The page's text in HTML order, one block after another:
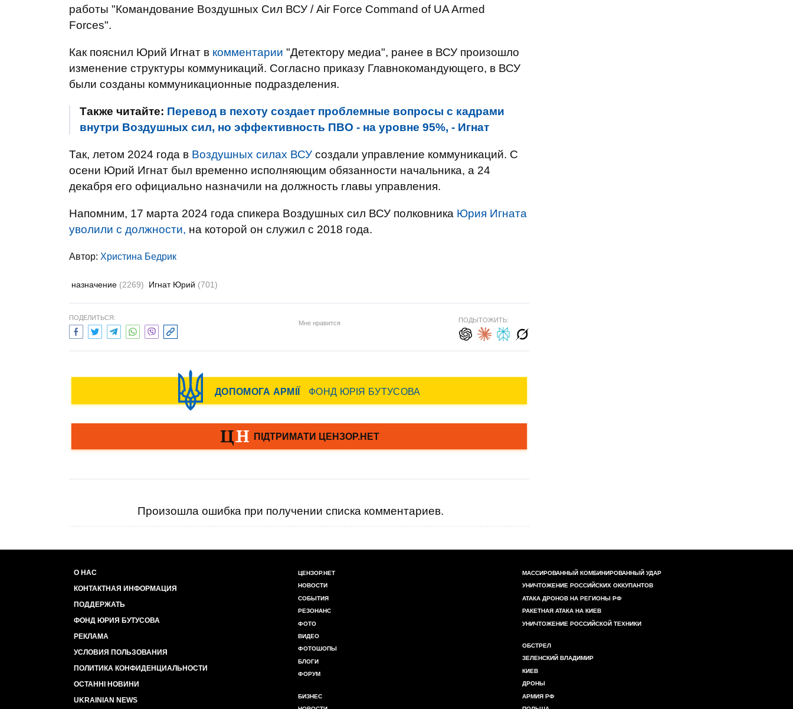
работы "Командование Воздушных Сил ВСУ / Air Force Command of UA Armed
Forces".
Как пояснил Юрий Игнат в комментарии "Детектору медиа", ранее в ВСУ произошло
изменение структуры коммуникаций. Согласно приказу Главнокомандующего, в ВСУ
были созданы коммуникационные подразделения.
Также читайте: Перевод в пехоту создает проблемные вопросы с кадрами
внутри Воздушных сил, но эффективность ПВО - на уровне 95%, - Игнат
Так, летом 2024 года в Воздушных силах ВСУ создали управление коммуникаций. С
осени Юрий Игнат был временно исполняющим обязанности начальника, а 24
декабря его официально назначили на должность главы управления.
Напомним, 17 марта 2024 года спикера Воздушных сил ВСУ полковника Юрия Игната
уволили с должности, на которой он служил с 2018 года.
Автор: Христина Бедрик
назначение (2269) Игнат Юрий (701)
ПОДЕЛИТЬСЯ:
Мне нравится ПОДЫТОЖИТЬ:
Произошла ошибка при получении списка комментариев.
О НАС
КОНТАКТНАЯ ИНФОРМАЦИЯ
ПОДДЕРЖАТЬ
ФОНД ЮРИЯ БУТУСОВА
РЕКЛАМА
УСЛОВИЯ ПОЛЬЗОВАНИЯ
ПОЛИТИКА КОНФИДЕНЦИАЛЬНОСТИ
ОСТАННІ НОВИНИ
UKRAINIAN NEWS
ЦЕНЗОР.НЕТ
НОВОСТИ
СОБЫТИЯ
РЕЗОНАНС
ФОТО
ВИДЕО
ФОТОШОПЫ
БЛОГИ
ФОРУМ
БИЗНЕС
МАССИРОВАННЫЙ КОМБИНИРОВАННЫЙ УДАР
УНИЧТОЖЕНИЕ РОССИЙСКИХ ОККУПАНТОВ
АТАКА ДРОНОВ НА РЕГИОНЫ РФ
РАКЕТНАЯ АТАКА НА КИЕВ
УНИЧТОЖЕНИЕ РОССИЙСКОЙ ТЕХНИКИ
ОБСТРЕЛ
ЗЕЛЕНСКИЙ ВЛАДИМИР
КИЕВ
ДРОНЫ
АРМИЯ РФ